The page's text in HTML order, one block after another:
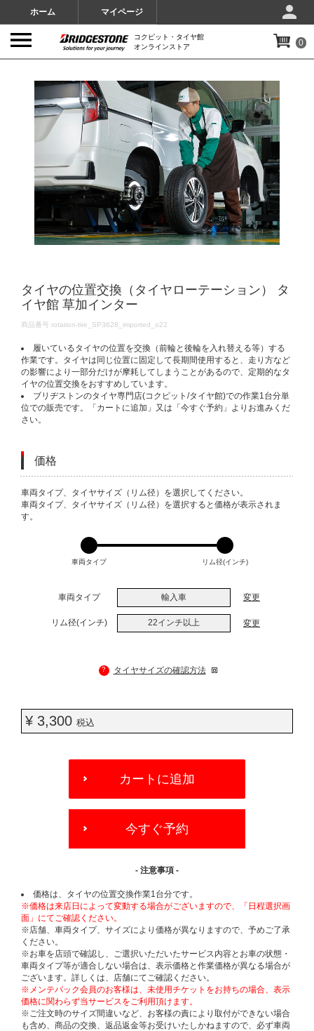
ホーム マイページ
コクピット・タイヤ館
オンラインストア
0
タイヤの位置交換（タイヤローテーション） タ
イヤ館 草加インター
DETAILS
商品番号 rotation-tire_SP3628_imported_o22
履いているタイヤの位置を交換（前輪と後輪を入れ替える等）する
作業です。タイヤは同じ位置に固定して長期間使用すると、走り方など
の影響により一部分だけが摩耗してしまうことがあるので、定期的なタ
イヤの位置交換をおすすめしています。
ブリヂストンのタイヤ専門店(コクピット/タイヤ館)での作業1台分単
位での販売です。「カートに追加」又は「今すぐ予約」よりお進みくだ
さい。
価格
VARIATIONS
車両タイプ、タイヤサイズ（リム径）を選択してください。
車両タイプ、タイヤサイズ（リム径）を選択すると価格が表示されま
す。
車両タイプ リム径(インチ)
車両タイプ 輸入車 変更
リム径(インチ) 22インチ以上 変更
? タイヤサイズの確認方法
¥ 3,300 税込
OPTIONS
カートに追加
今すぐ予約
- 注意事項 -
価格は、タイヤの位置交換作業1台分です。
※価格は来店日によって変動する場合がございますので、「日程選択画
面」にてご確認ください。
※店舗、車両タイプ、サイズにより価格が異なりますので、予めご了承
ください。
※お車を店頭で確認し、ご選択いただいたサービス内容とお車の状態・
車両タイプ等が適合しない場合は、表示価格と作業価格が異なる場合が
ございます。詳しくは、店舗にてご確認ください。
※メンテパック会員のお客様は、未使用チケットをお持ちの場合、表示
価格に関わらず当サービスをご利用頂けます。
※ご注文時のサイズ間違いなど、お客様の責により取付ができない場合
も含め、商品の交換、返品返金等お受けいたしかねますので、必ず車両